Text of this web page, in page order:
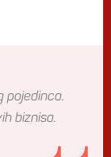
pojedinca.
biznisa.